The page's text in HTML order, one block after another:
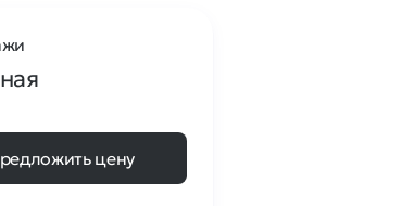
цену